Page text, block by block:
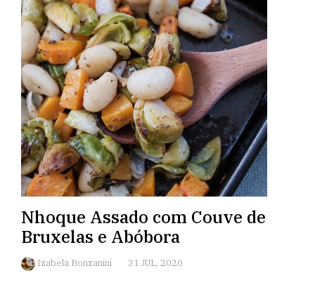
Nhoque Assado com Couve de
Bruxelas e Abóbora
Izabela Bonzanini 31 JUL, 2020